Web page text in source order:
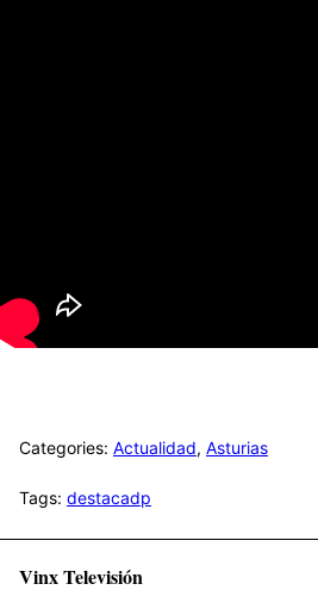
Categories: Actualidad, Asturias
Tags: destacadp
Vinx Televisión